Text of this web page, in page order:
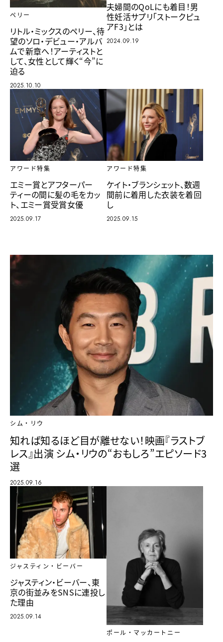
ペリー
リトル・ミックスのペリー、待
望のソロ・デビュー・アルバ
ムで新章へ！アーティストと
して、女性として輝く“今”に
迫る
2025.10.10
夫婦間のQoLにも着目！男
性妊活サプリ「ストークピュ
アF3」とは
2024.09.19
アワード特集
エミー賞とアフターパー
ティーの間に髪の毛をカッ
ト、エミー賞受賞女優
2025.09.17
アワード特集
ケイト・ブランシェット、数週
間前に着用した衣装を着回
し
2025.09.15
シム・リウ
知れば知るほど目が離せない！映画『ラストブ
レス』出演 シム・リウの“おもしろ”エピソード3
選
2025.09.16
ジャスティン・ビーバー
ジャスティン・ビーバー、東
京の街並みをSNSに連投し
た理由
2025.09.14
ポール・マッカートニー